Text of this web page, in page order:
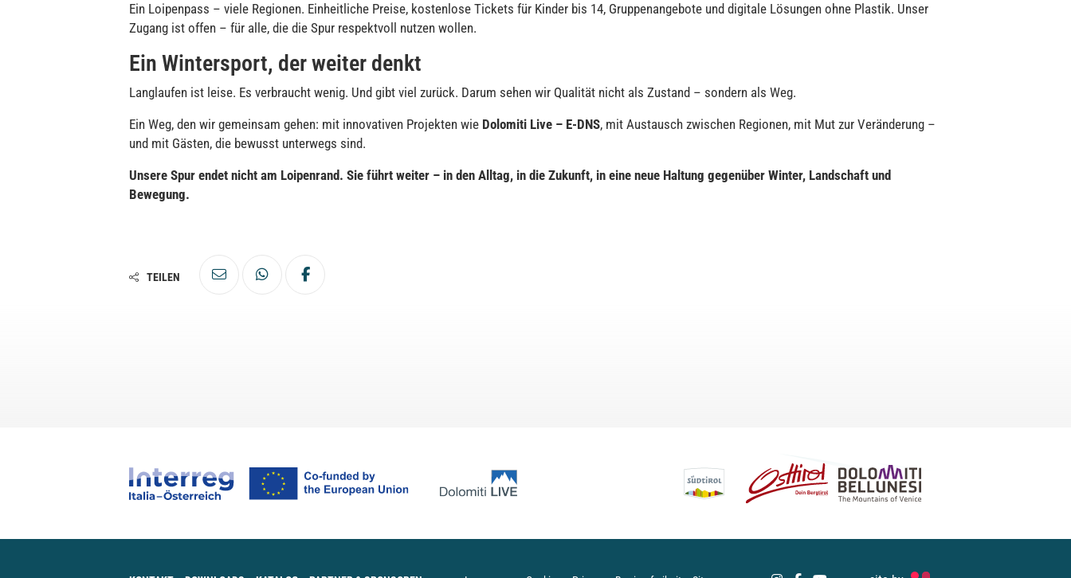
Ein Loipenpass – viele Regionen. Einheitliche Preise, kostenlose Tickets für Kinder bis 14, Gruppenangebote und digitale Lösungen ohne Plastik. Unser
Zugang ist offen – für alle, die die Spur respektvoll nutzen wollen.
Ein Wintersport, der weiter denkt
Langlaufen ist leise. Es verbraucht wenig. Und gibt viel zurück. Darum sehen wir Qualität nicht als Zustand – sondern als Weg.
Ein Weg, den wir gemeinsam gehen: mit innovativen Projekten wie Dolomiti Live – E-DNS, mit Austausch zwischen Regionen, mit Mut zur Veränderung –
und mit Gästen, die bewusst unterwegs sind.
Unsere Spur endet nicht am Loipenrand. Sie führt weiter – in den Alltag, in die Zukunft, in eine neue Haltung gegenüber Winter, Landschaft und
Bewegung.
TEILEN